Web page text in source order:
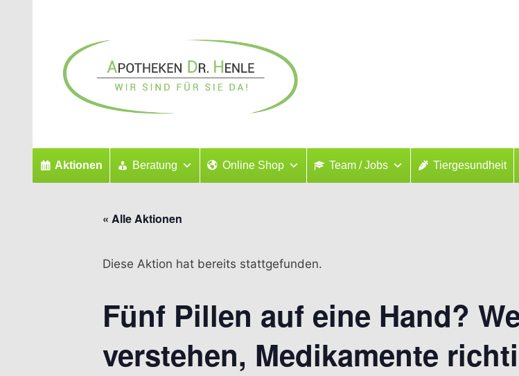
Aktionen Beratung Online Shop Team / Jobs Tiergesundheit
« Alle Aktionen
Diese Aktion hat bereits stattgefunden.
Fünf Pillen auf eine Hand?
verstehen, Medikamente